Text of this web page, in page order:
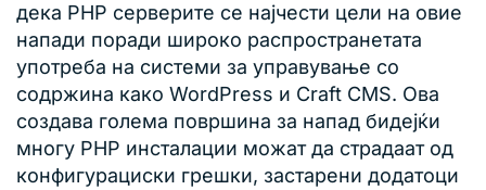
дека PHP серверите се најчести цели на овие
напади поради широко распространетата
употреба на системи за управување со
содржина како WordPress и Craft CMS. Ова
создава голема површина за напад бидејќи
многу PHP инсталации можат да страдаат од
конфигурациски грешки, застарени додатоци